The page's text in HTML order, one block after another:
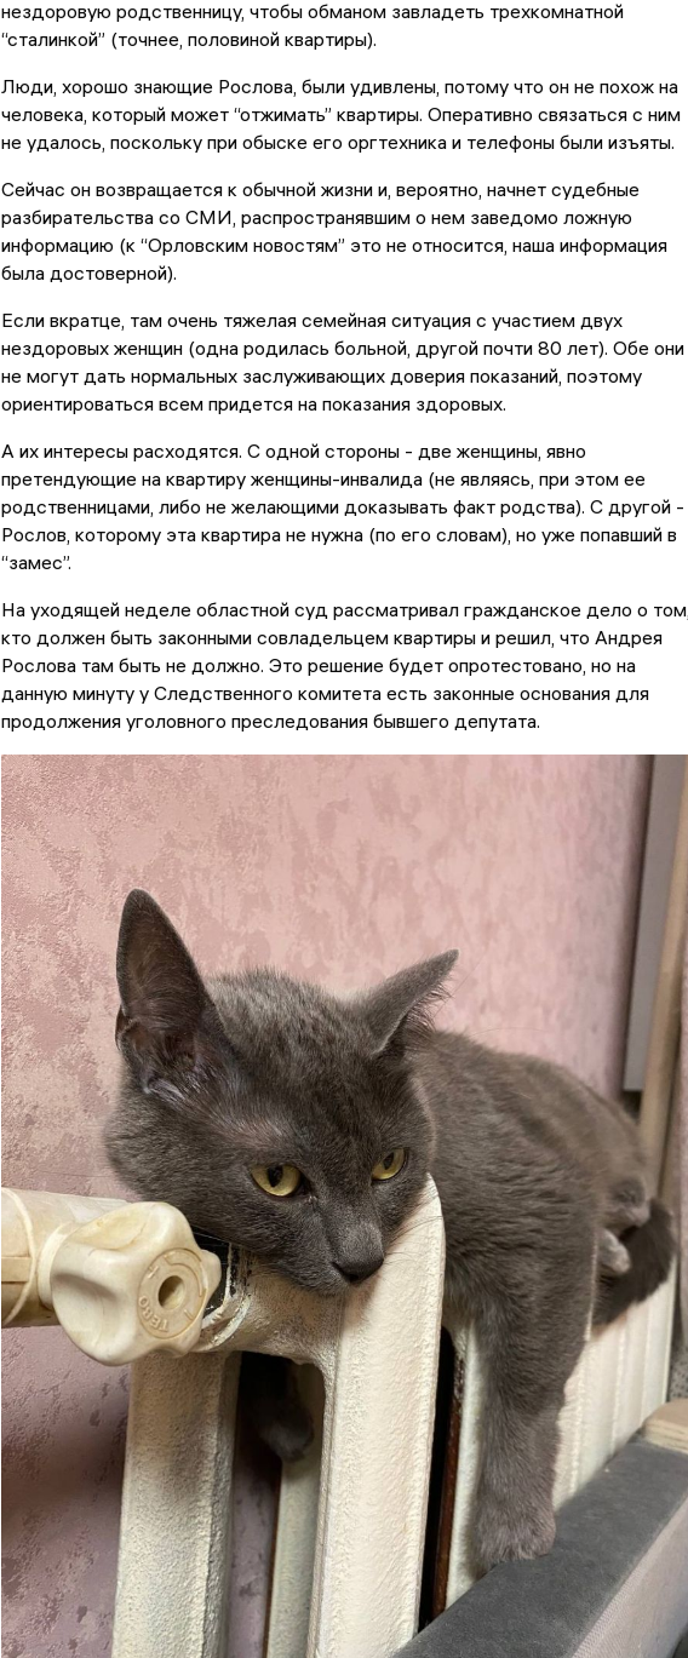
нездоровую родственницу, чтобы обманом завладеть трехкомнатной
“сталинкой” (точнее, половиной квартиры).
Люди, хорошо знающие Рослова, были удивлены, потому что он не похож на
человека, который может “отжимать” квартиры. Оперативно связаться с ним
не удалось, поскольку при обыске его оргтехника и телефоны были изъяты.
Сейчас он возвращается к обычной жизни и, вероятно, начнет судебные
разбирательства со СМИ, распространявшим о нем заведомо ложную
информацию (к “Орловским новостям” это не относится, наша информация
была достоверной).
Если вкратце, там очень тяжелая семейная ситуация с участием двух
нездоровых женщин (одна родилась больной, другой почти 80 лет). Обе они
не могут дать нормальных заслуживающих доверия показаний, поэтому
ориентироваться всем придется на показания здоровых.
А их интересы расходятся. С одной стороны - две женщины, явно
претендующие на квартиру женщины-инвалида (не являясь, при этом ее
родственницами, либо не желающими доказывать факт родства). С другой -
Рослов, которому эта квартира не нужна (по его словам), но уже попавший в
“замес”.
На уходящей неделе областной суд рассматривал гражданское дело о том,
кто должен быть законными совладельцем квартиры и решил, что Андрея
Рослова там быть не должно. Это решение будет опротестовано, но на
данную минуту у Следственного комитета есть законные основания для
продолжения уголовного преследования бывшего депутата.